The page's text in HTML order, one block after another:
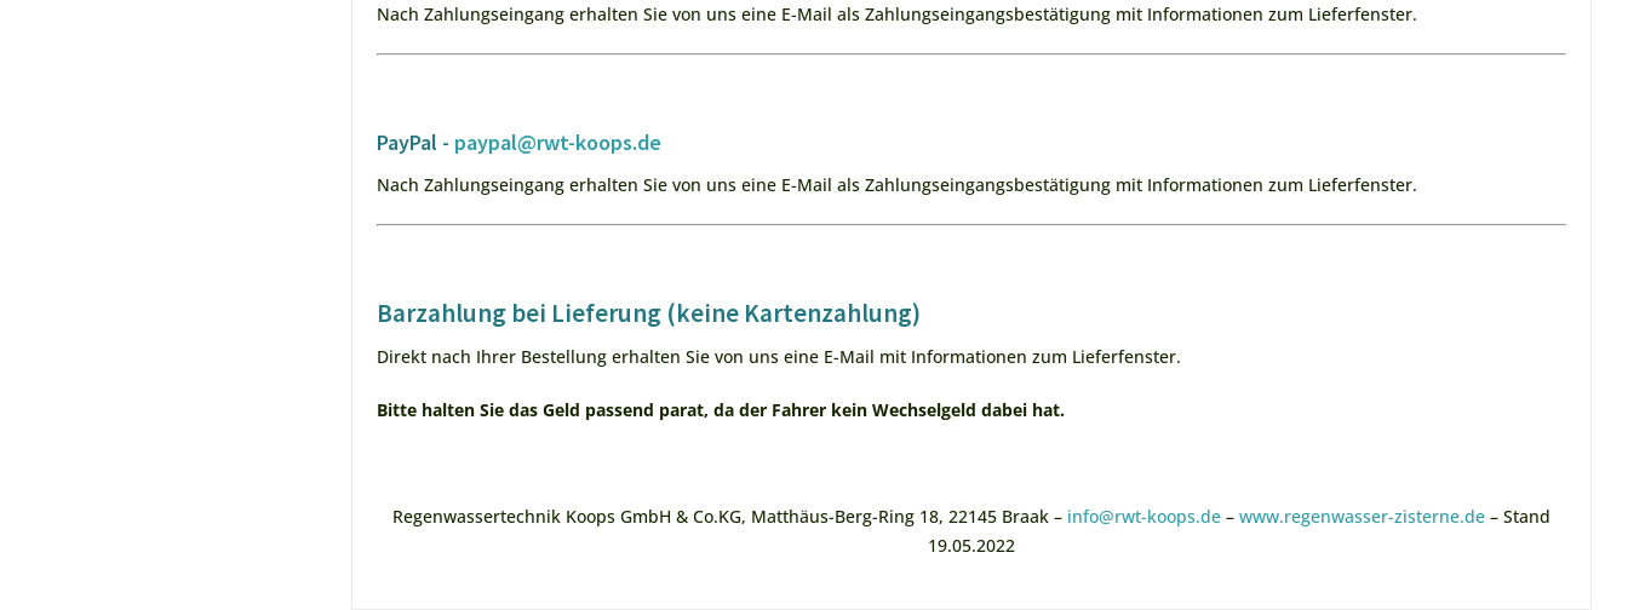
Nach Zahlungseingang erhalten Sie von uns eine E-Mail als Zahlungseingangsbestätigung mit Informationen zum Lieferfenster.
PayPal - paypal@rwt-koops.de
Nach Zahlungseingang erhalten Sie von uns eine E-Mail als Zahlungseingangsbestätigung mit Informationen zum Lieferfenster.
Barzahlung bei Lieferung (keine Kartenzahlung)
Direkt nach Ihrer Bestellung erhalten Sie von uns eine E-Mail mit Informationen zum Lieferfenster.
Bitte halten Sie das Geld passend parat, da der Fahrer kein Wechselgeld dabei hat.
Regenwassertechnik Koops GmbH & Co.KG, Matthäus-Berg-Ring 18, 22145 Braak – info@rwt-koops.de – www.regenwasser-zisterne.de – Stand
19.05.2022